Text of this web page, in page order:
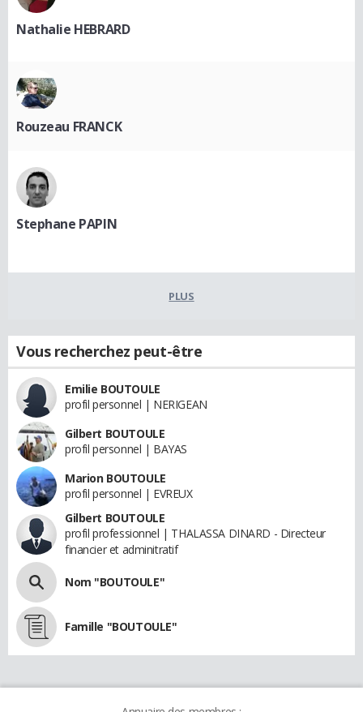
Nathalie HEBRARD
Rouzeau FRANCK
Stephane PAPIN
PLUS
Vous recherchez peut-être
Emilie BOUTOULE
profil personnel | NERIGEAN
Gilbert BOUTOULE
profil personnel | BAYAS
Marion BOUTOULE
profil personnel | EVREUX
Gilbert BOUTOULE
profil professionnel | THALASSA DINARD - Directeur
financier et adminitratif
Nom "BOUTOULE"
Famille "BOUTOULE"